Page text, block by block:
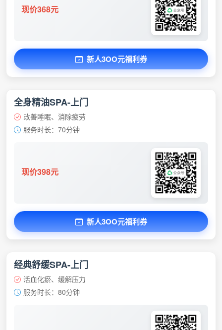
现价368元
新人3OO元福利券
全身精油SPA-上门
改善睡眠、消除疲劳
服务时长：70分钟
现价398元
新人3OO元福利券
经典舒缓SPA-上门
活血化瘀、缓解压力
服务时长：80分钟